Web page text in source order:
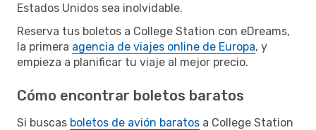
Estados Unidos sea inolvidable.
Reserva tus boletos a College Station con eDreams,
la primera agencia de viajes online de Europa, y
empieza a planificar tu viaje al mejor precio.
Cómo encontrar boletos baratos
Si buscas boletos de avión baratos a College Station